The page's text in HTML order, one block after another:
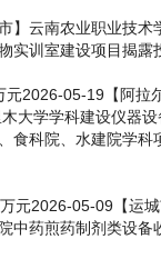
云南农业职业技术
实训室建设项目揭露
05-19【阿拉尔
大学学科建设仪器设
食科院、水建院学科
2026-05-09【运城
中药煎药制剂类设备